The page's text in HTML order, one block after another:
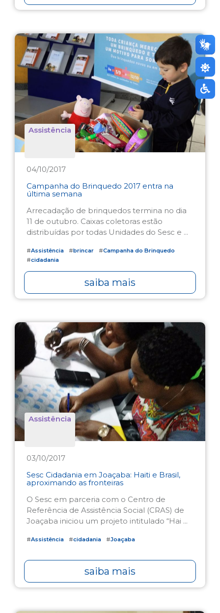
Assistência
04/10/2017
Campanha do Brinquedo 2017 entra na
última semana
Arrecadação de brinquedos termina no dia
11 de outubro. Caixas coletoras estão
distribuídas por todas Unidades do Sesc e ...
#Assistência #brincar #Campanha do Brinquedo
#cidadania
saiba mais
Assistência
03/10/2017
Sesc Cidadania em Joaçaba: Haiti e Brasil,
aproximando as fronteiras
O Sesc em parceria com o Centro de
Referência de Assistência Social (CRAS) de
Joaçaba iniciou um projeto intitulado “Hai ...
#Assistência #cidadania #Joaçaba
saiba mais